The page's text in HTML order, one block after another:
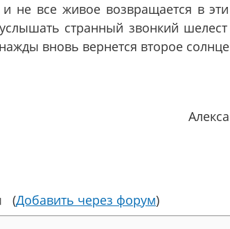
не все живое возвращается в
странный звонкий
вновь вернется второе
(Добавить через форум)